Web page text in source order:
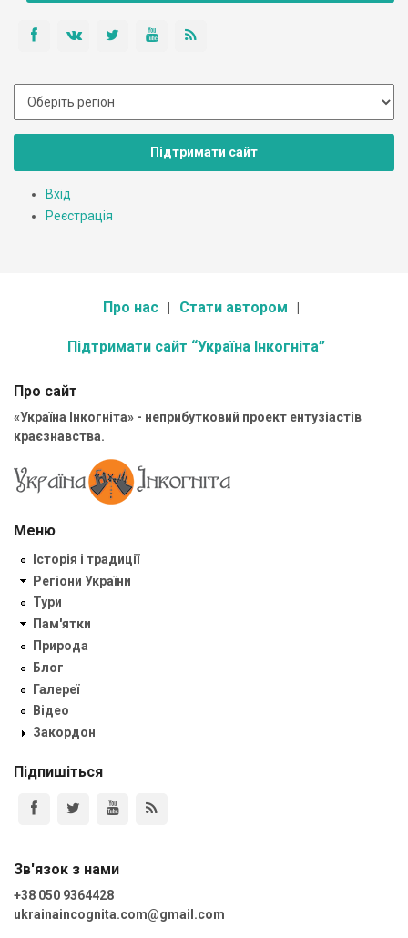
Підтримати сайт
Вхід
Реєстрація
Про нас Стати автором
Підтримати сайт “Україна Інкогніта”
Про сайт
«Україна Інкогніта» - неприбутковий проект ентузіастів
краєзнавства.
Меню
Історія і традиції
Регіони України
Тури
Пам'ятки
Природа
Блог
Галереї
Відео
Закордон
Підпишіться
Зв'язок з нами
+38 050 9364428
ukrainaincognita.com@gmail.com